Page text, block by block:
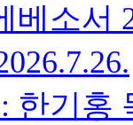
베소서
한기홍